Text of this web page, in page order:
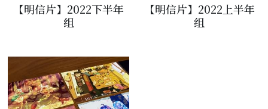
【明信片】2022下半年
组
【明信片】2022上半年
组